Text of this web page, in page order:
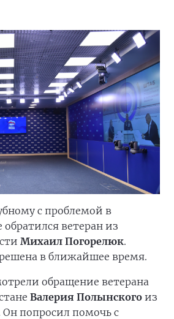
с проблемой в
обратился ветеран из
Михаил Погорелюк.
в ближайшее время.
обращение ветерана
Валерия Полынского из
попросил помочь с